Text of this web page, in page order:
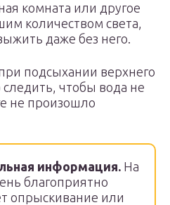
комната или другое
количеством света,
даже без него.
подсыхании верхнего
чтобы вода не
не произошло
информация. На
благоприятно
опрыскивание или